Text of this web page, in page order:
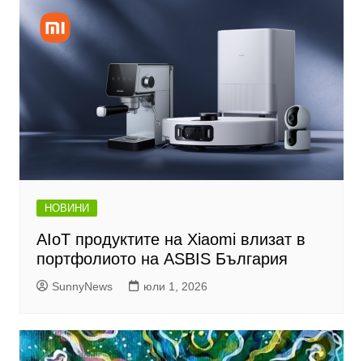
НОВИНИ
AIoT продуктите на Xiaomi влизат в
портфолиото на ASBIS България
SunnyNews юли 1, 2026